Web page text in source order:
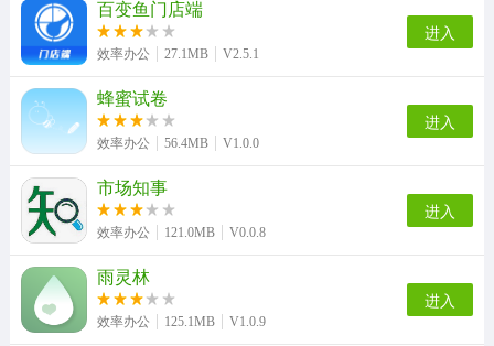
百变鱼门店端
效率办公 27.1MB V2.5.1
进入
蜂蜜试卷
效率办公 56.4MB V1.0.0
进入
市场知事
效率办公 121.0MB V0.0.8
进入
雨灵林
效率办公 125.1MB V1.0.9
进入